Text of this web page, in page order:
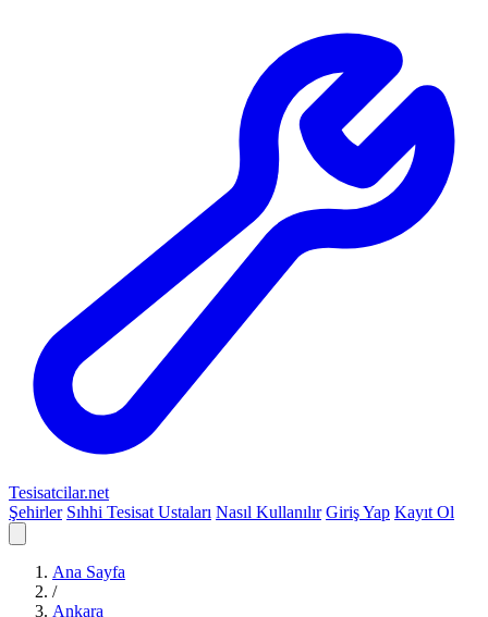
Tesisatcilar.net
Şehirler Sıhhi Tesisat Ustaları Nasıl Kullanılır Giriş Yap Kayıt Ol
Ana Sayfa
/
Ankara